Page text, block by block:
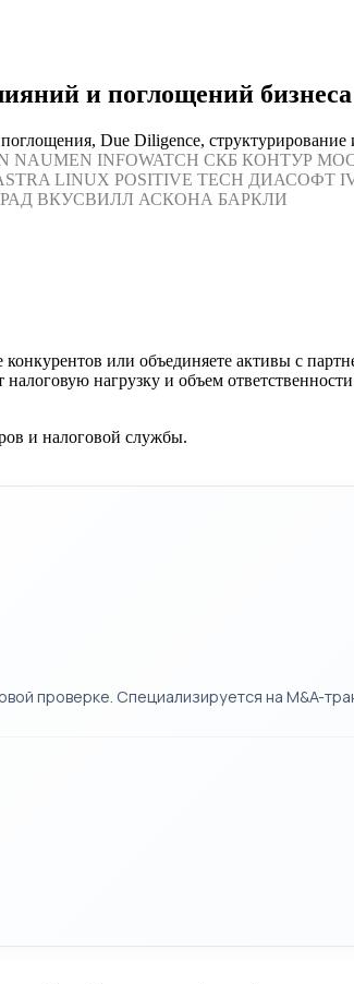
и поглощений бизнеса
Due Diligence, структурирование
NAUMEN INFOWATCH СКБ КОНТУР
LINUX POSITIVE TECH ДИАСОФТ
ВКУСВИЛЛ АСКОНА БАРКЛИ
или объединяете активы с
нагрузку и объем
и налоговой службы.
проверке. Специализируется на M&A-